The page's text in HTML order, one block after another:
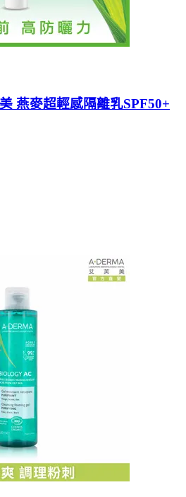
燕麥超輕感隔離乳SPF50+